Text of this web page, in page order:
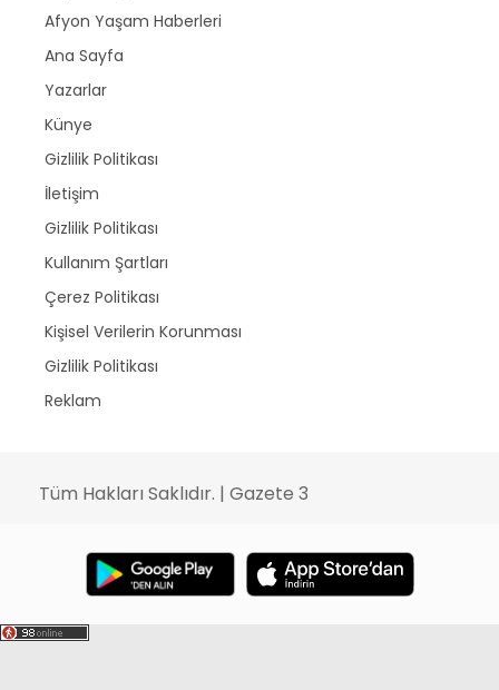
Afyon Yaşam Haberleri
Ana Sayfa
Yazarlar
Künye
Gizlilik Politikası
İletişim
Gizlilik Politikası
Kullanım Şartları
Çerez Politikası
Kişisel Verilerin Korunması
Gizlilik Politikası
Reklam
Tüm Hakları Saklıdır. | Gazete 3